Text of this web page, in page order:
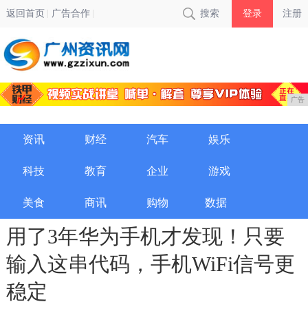
返回首页 广告合作 搜索 登录 注册
广告
资讯 财经 汽车 娱乐
科技 教育 企业 游戏
美食 商讯 购物 数据
用了3年华为手机才发现！只要
输入这串代码，手机WiFi信号更
稳定